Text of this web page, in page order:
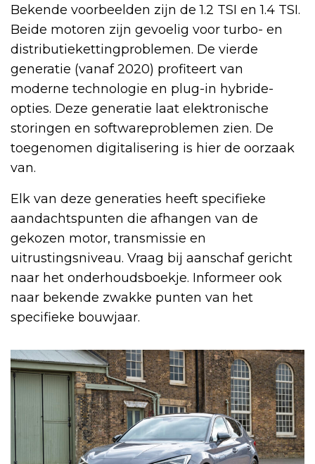
Bekende voorbeelden zijn de 1.2 TSI en 1.4 TSI.
Beide motoren zijn gevoelig voor turbo- en
distributiekettingproblemen. De vierde
generatie (vanaf 2020) profiteert van
moderne technologie en plug-in hybride-
opties. Deze generatie laat elektronische
storingen en softwareproblemen zien. De
toegenomen digitalisering is hier de oorzaak
van.
Elk van deze generaties heeft specifieke
aandachtspunten die afhangen van de
gekozen motor, transmissie en
uitrustingsniveau. Vraag bij aanschaf gericht
naar het onderhoudsboekje. Informeer ook
naar bekende zwakke punten van het
specifieke bouwjaar.